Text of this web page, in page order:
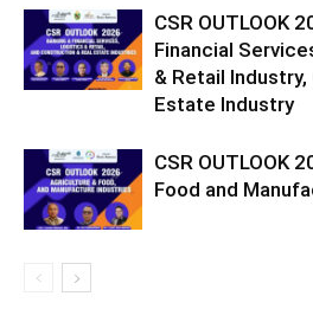
CSR OUTLOOK
Financial
& Retail
Estate Industry
CSR OUTLOOK
Food and